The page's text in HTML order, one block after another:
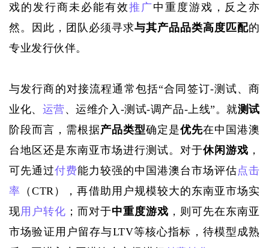
戏的发行商未必能有效推广中重度游戏，反之亦
然。因此，团队必须寻求与其产品品类高度匹配的
专业发行伙伴。
与发行商的对接流程通常包括“合同签订-测试、商
业化、 运营、运维介入-测试-调产品-上线”。就测试
阶段而言，需根据产品类型确定是优先在中国港澳
台地区还是东南亚市场进行测试。对于休闲游戏 ，
可先通过付费能力较强的中国港澳台市场评估点击
率 （CTR），再借助用户规模较大的东南亚市场实
现用户转化 ；而对于中重度游戏 ，则可先在东南亚
市场验证用户留存与LTV等核心指标，待模型成熟